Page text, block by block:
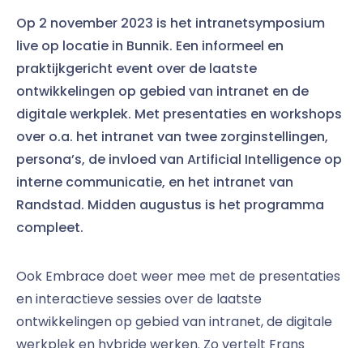
Op 2 november 2023 is het intranetsymposium
live op locatie in Bunnik. Een informeel en
praktijkgericht event over de laatste
ontwikkelingen op gebied van intranet en de
digitale werkplek. Met presentaties en workshops
over o.a. het intranet van twee zorginstellingen,
persona’s, de invloed van Artificial Intelligence op
interne communicatie, en het intranet van
Randstad. Midden augustus is het programma
compleet.
Ook Embrace doet weer mee met de presentaties
en interactieve sessies over de laatste
ontwikkelingen op gebied van intranet, de digitale